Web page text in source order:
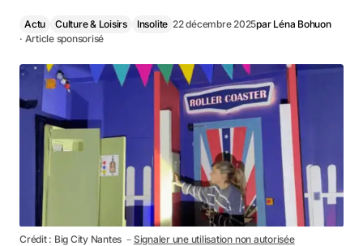
Actu Culture & Loisirs Insolite 22 décembre 2025par Léna Bohuon
· Article sponsorisé
Crédit : Big City Nantes － Signaler une utilisation non autorisée